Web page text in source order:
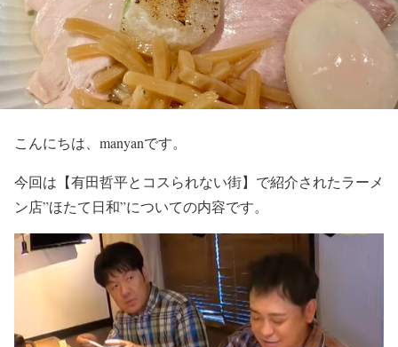
こんにちは、manyanです。
今回は 【有田哲平とコスられない街】 で紹介されたラーメ
ン店”ほたて日和”についての内容です。